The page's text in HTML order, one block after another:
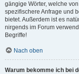
gängige Wörter, welche
spezifischere Anfrage und
bietet. Außerdem ist es
nirgends im Forum
Begriffe!
Nach oben
Warum bekomme ich bei